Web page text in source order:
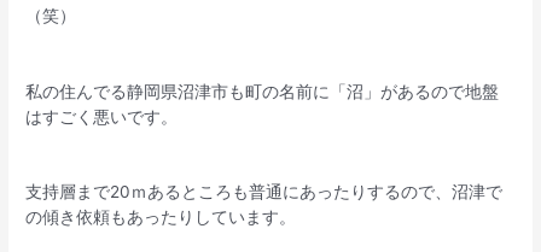
（笑）
私の住んでる静岡県沼津市も町の名前に「沼」があるので地盤
はすごく悪いです。
支持層まで20ｍあるところも普通にあったりするので、沼津で
の傾き依頼もあったりしています。